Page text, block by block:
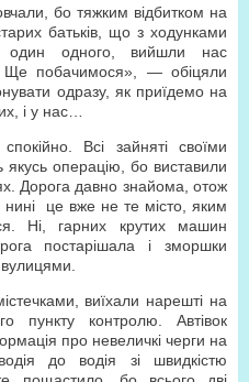
бо тяжким відбитком на
батьків, що з ходунками
один одного, вийшли нас
Ще побачимося», — обіцяли
одразу, як приїдемо на
і у нас…
Всі зайняті своїми
якусь операцію, бо виставили
Дорога давно знайома, отож
нині це вже не те місто, яким
Ні, гарних крутих машин
постарішала і зморшки
вулицями.
виїхали нарешті на
контролю. Автівок
про невеличкі черги на
до водія зі швидкістю